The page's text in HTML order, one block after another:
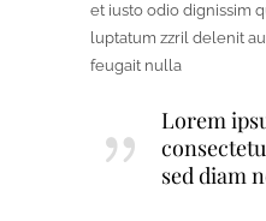
et iusto odio dignissim
luptatum zzril delenit
feugait nulla
Lorem
sed diam